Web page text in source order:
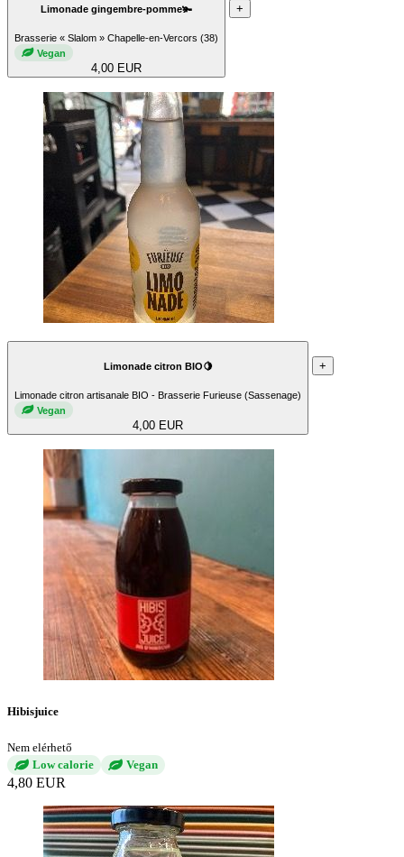
Limonade gingembre-pomme🫚
Brasserie « Slalom » Chapelle-en-Vercors (38)
Vegan
4,00 EUR
+
Limonade citron BIO🍋
Limonade citron artisanale BIO - Brasserie Furieuse (Sassenage)
Vegan
4,00 EUR
+
Hibisjuice
Nem elérhető
Low calorie
Vegan
4,80 EUR